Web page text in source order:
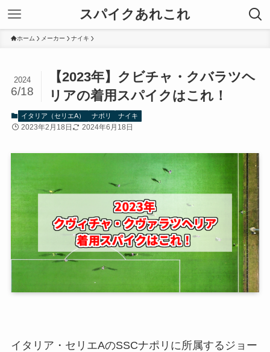
スパイクあれこれ
ホーム メーカー ナイキ
【2023年】クビチャ・クバラツヘ
リアの着用スパイクはこれ！
2024
6/18
イタリア（セリエA） ナポリ ナイキ
2023年2月18日 2024年6月18日
イタリア・セリエAのSSCナポリに所属するジョー